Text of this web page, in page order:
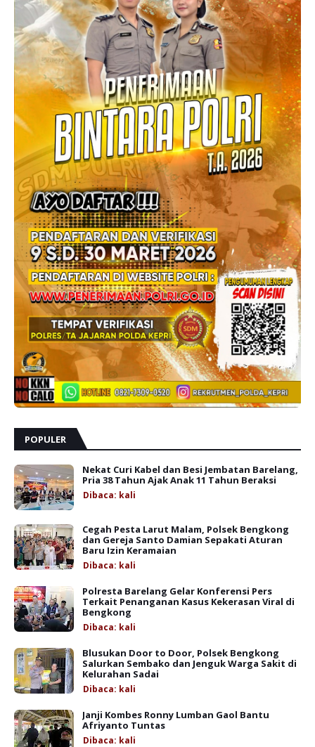
POPULER
Nekat Curi Kabel dan Besi Jembatan Barelang,
Pria 38 Tahun Ajak Anak 11 Tahun Beraksi
Dibaca: kali
Cegah Pesta Larut Malam, Polsek Bengkong
dan Gereja Santo Damian Sepakati Aturan
Baru Izin Keramaian
Dibaca: kali
Polresta Barelang Gelar Konferensi Pers
Terkait Penanganan Kasus Kekerasan Viral di
Bengkong
Dibaca: kali
Blusukan Door to Door, Polsek Bengkong
Salurkan Sembako dan Jenguk Warga Sakit di
Kelurahan Sadai
Dibaca: kali
Janji Kombes Ronny Lumban Gaol Bantu
Afriyanto Tuntas
Dibaca: kali